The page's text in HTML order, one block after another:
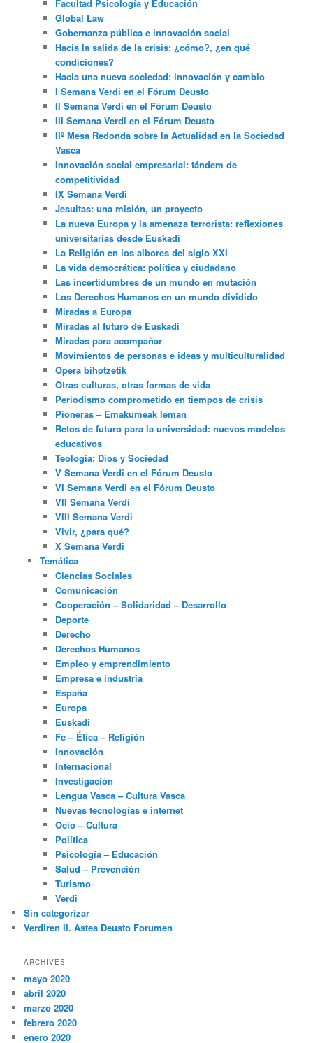
Facultad Psicología y Educación
Global Law
Gobernanza pública e innovación social
Hacia la salida de la crisis: ¿cómo?, ¿en qué
condiciones?
Hacia una nueva sociedad: innovación y cambio
I Semana Verdi en el Fórum Deusto
II Semana Verdi en el Fórum Deusto
III Semana Verdi en el Fórum Deusto
IIº Mesa Redonda sobre la Actualidad en la Sociedad
Vasca
Innovación social empresarial: tándem de
competitividad
IX Semana Verdi
Jesuitas: una misión, un proyecto
La nueva Europa y la amenaza terrorista: reflexiones
universitarias desde Euskadi
La Religión en los albores del siglo XXI
La vida democrática: política y ciudadano
Las incertidumbres de un mundo en mutación
Los Derechos Humanos en un mundo dividido
Miradas a Europa
Miradas al futuro de Euskadi
Miradas para acompañar
Movimientos de personas e ideas y multiculturalidad
Opera bihotzetik
Otras culturas, otras formas de vida
Periodismo comprometido en tiempos de crisis
Pioneras – Emakumeak leman
Retos de futuro para la universidad: nuevos modelos
educativos
Teología: Dios y Sociedad
V Semana Verdi en el Fórum Deusto
VI Semana Verdi en el Fórum Deusto
VII Semana Verdi
VIII Semana Verdi
Vivir, ¿para qué?
X Semana Verdi
Temática
Ciencias Sociales
Comunicación
Cooperación – Solidaridad – Desarrollo
Deporte
Derecho
Derechos Humanos
Empleo y emprendimiento
Empresa e industria
España
Europa
Euskadi
Fe – Ética – Religión
Innovación
Internacional
Investigación
Lengua Vasca – Cultura Vasca
Nuevas tecnologías e internet
Ocio – Cultura
Política
Psicología – Educación
Salud – Prevención
Turismo
Verdi
Sin categorizar
Verdiren II. Astea Deusto Forumen
ARCHIVES
mayo 2020
abril 2020
marzo 2020
febrero 2020
enero 2020